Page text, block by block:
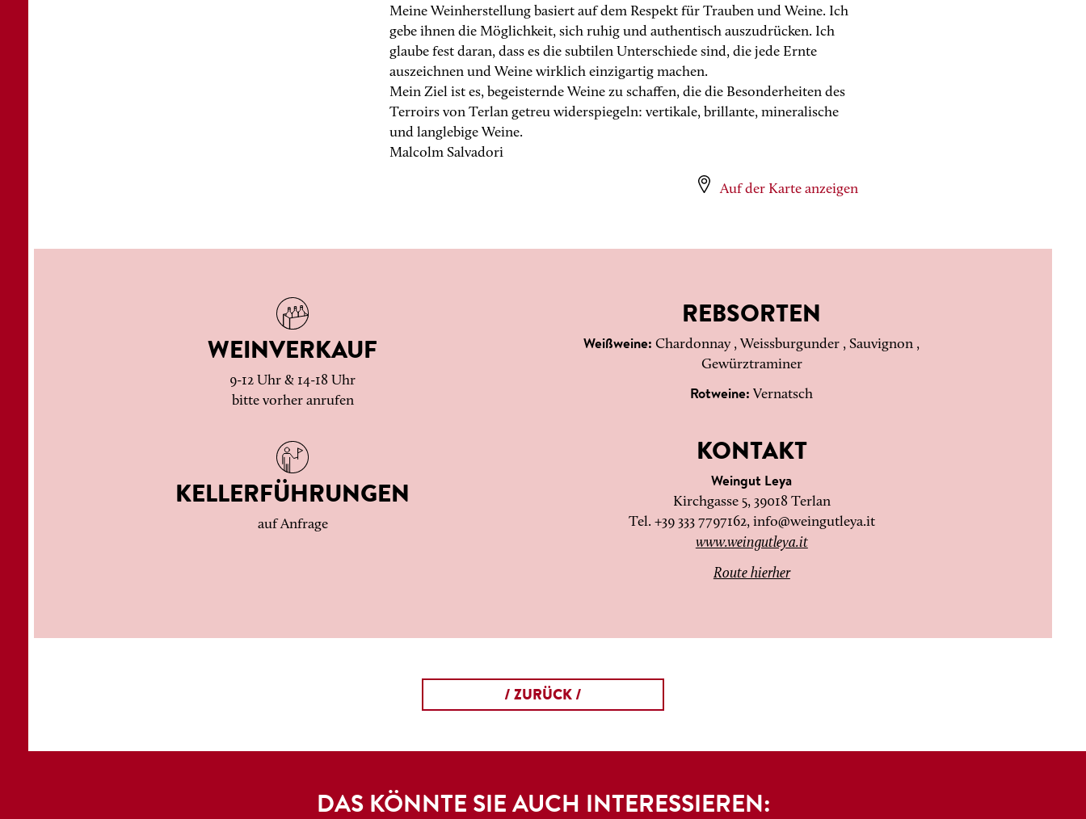
Auf der Karte anzeigen
Meine Weinherstellung basiert auf dem Respekt für Trauben und Weine. Ich
gebe ihnen die Möglichkeit, sich ruhig und authentisch auszudrücken. Ich
glaube fest daran, dass es die subtilen Unterschiede sind, die jede Ernte
auszeichnen und Weine wirklich einzigartig machen.
Mein Ziel ist es, begeisternde Weine zu schaffen, die die Besonderheiten des
Terroirs von Terlan getreu widerspiegeln: vertikale, brillante, mineralische
und langlebige Weine.
Malcolm Salvadori
WEINVERKAUF
9-12 Uhr & 14-18 Uhr
bitte vorher anrufen
KELLERFÜHRUNGEN
auf Anfrage
REBSORTEN
Weißweine:Chardonnay , Weissburgunder , Sauvignon ,
Gewürztraminer
Rotweine: Vernatsch
KONTAKT
Weingut Leya
Kirchgasse 5, 39018 Terlan
Tel. +39 333 7797162, info@weingutleya.it
www.weingutleya.it
Route hierher
/ ZURÜCK /
DAS KÖNNTE SIE AUCH INTERESSIEREN: